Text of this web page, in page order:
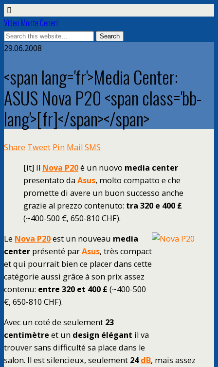
Video Monte Ceneri
29.06.2008
<span lang='fr'>Media Center:
ASUS Nova P20 <span class='bb-
lang'>[fr]</span></span>
Share Tweet Pin Mail SMS
[it] Il Nova P20è un nuovo media center
presentato da Asus, molto compatto e che
promette di avere un buon successo anche
grazie al prezzo contenuto: tra 320 e 400 £
(~400-500 €, 650-810 CHF).
Le Nova P20est un nouveau media
center présenté parAsus, très compact
et qui pourrait bien ce placer dans cette
catégorie aussi grâce à son prix assez
contenu: entre 320 et 400 £ (~400-500
€, 650-810 CHF).
Avec un coté de seulement 23
centimètre et un design élégant il va
trouver sans difficulté sa place dans le
salon. Il est silencieux, seulement 24dB, mais assez